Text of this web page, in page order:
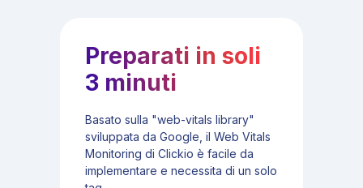
Preparati in soli
3 minuti
Basato sulla "web-vitals library"
sviluppata da Google, il Web Vitals
Monitoring di Clickio è facile da
implementare e necessita di un solo